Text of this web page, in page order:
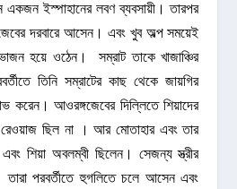
একজন ইস্পাহানের লবণ ব্যবসায়ী। তারপর
দরবারে আসেন। এবং খুব অল্প সময়েই
হয়ে ওঠেন। সম্রাট তাকে খাজাঞ্চির
তিনি সম্রাটের কাছ থেকে জায়গির
করেন। আওরঙ্গজেবের দিল্লিতে শিয়াদের
ছিল না । আর মোতাহার এবং তার
শিয়া অবলম্বী ছিলেন। সেজন্য স্ত্রীর
তারা পরবর্তীতে হুগলিতে চলে আসেন এবং